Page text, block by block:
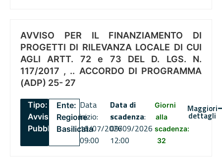
AVVISO PER IL FINANZIAMENTO DI
PROGETTI DI RILEVANZA LOCALE DI CUI
AGLI ARTT. 72 e 73 DEL D. LGS. N.
117/2017 , .. ACCORDO DI PROGRAMMA
(ADP) 25- 27
Tipo:
Avviso
Pubblico
Ente:
Regione
Basilicata
Data
inizio:
16/07/2026
09:00
Data di
scadenza:
09/09/2026
12:00
Giorni
alla
scadenza:
32
Maggiori
dettagli